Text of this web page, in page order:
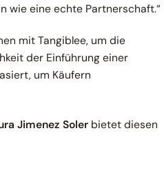
wie eine echte Partnerschaft.“
mit Tangiblee, um die
der Einführung einer
um Käufern
Jimenez Soler bietet diesen